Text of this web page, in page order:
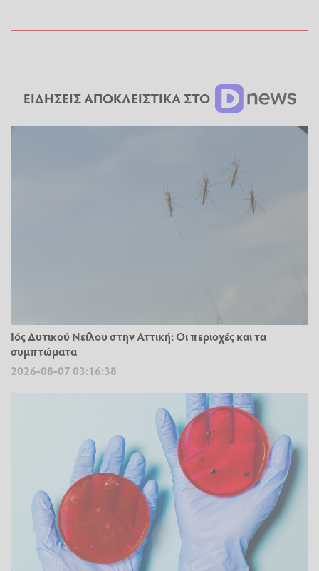
ΕΙΔΗΣΕΙΣ ΑΠΟΚΛΕΙΣΤΙΚΑ ΣΤΟ
Ιός Δυτικού Νείλου στην Αττική: Οι περιοχές και τα
συμπτώματα
2026-08-07 03:16:38